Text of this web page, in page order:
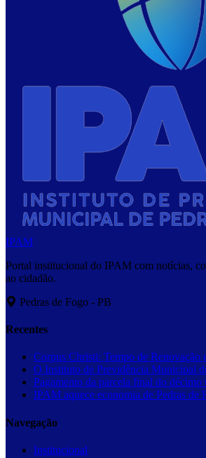
IPAM
Portal institucional do IPAM com notícias,
ao cidadão.
Pedras de Fogo - PB
Recentes
Corpus Christi: Tempo de Renovação
O Instituto de Previdência Municipal
Pagamento da parcela final do décimo
IPAM aquece economia de Pedras de
Navegação
Institucional